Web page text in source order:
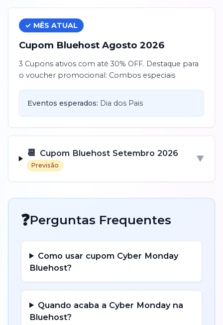
✓ MÊS ATUAL
Cupom Bluehost Agosto 2026
3 Cupons ativos com até 30% OFF. Destaque para
o voucher promocional: Combos especiais
Eventos esperados: Dia dos Pais
📆 Cupom Bluehost Setembro 2026
Previsão
▼
❓Perguntas Frequentes
Como usar cupom Cyber Monday
Bluehost?
Quando acaba a Cyber Mondayna
Bluehost?